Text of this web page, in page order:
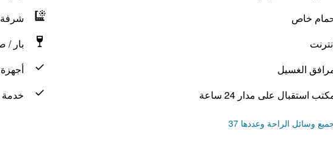
خاص
بار /
الغسيل
استقبال على مدار 24 ساعة
وسائل الراحة وعددها 37